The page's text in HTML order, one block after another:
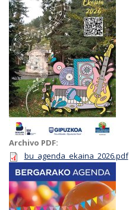
Archivo PDF:
bu_agenda_ekaina_2026.pdf